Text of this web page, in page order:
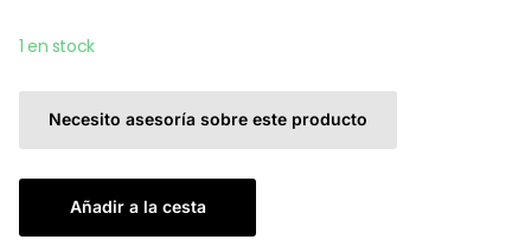
1 en stock
Necesito asesoría sobre este producto
Añadir a la cesta